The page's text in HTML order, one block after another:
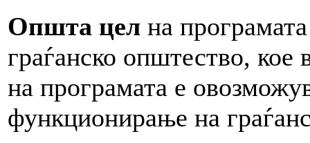
Општа цел на
граѓанско општество, кое
на програмата е
функционирање на